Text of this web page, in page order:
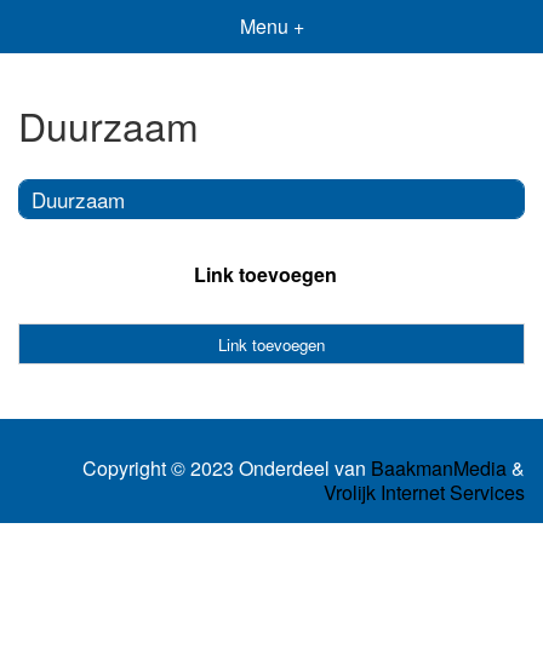
Menu +
Duurzaam
Duurzaam
Link toevoegen
Link toevoegen
Copyright © 2023 Onderdeel van BaakmanMedia&
Vrolijk Internet Services